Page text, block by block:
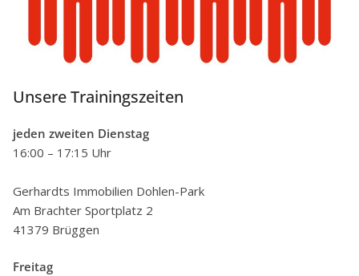
Unsere Trainingszeiten
jeden zweiten Dienstag
16:00 – 17:15 Uhr
Gerhardts Immobilien Dohlen-Park
Am Brachter Sportplatz 2
41379 Brüggen
Freitag